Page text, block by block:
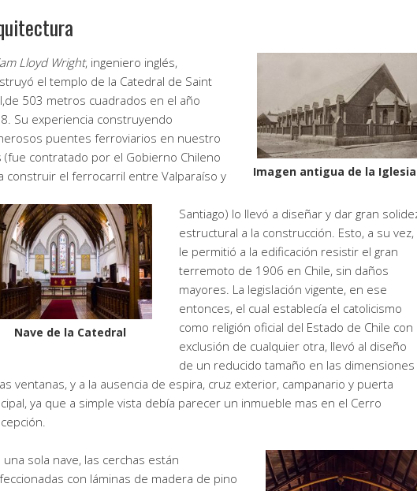
Imagen antigua de la
Lloyd Wright, ingeniero inglés,
el templo de la Catedral de Saint
503 metros cuadrados en el año
Su experiencia construyendo
puentes ferroviarios en nuestro
(fue contratado por el Gobierno Chileno
construir el ferrocarril entre Valparaíso y
Nave de la Catedral
Santiago) lo llevó a diseñar y dar gran
estructural a la construcción. Esto, a su vez,
le permitió a la edificación resistir el gran
terremoto de 1906 en Chile, sin daños
mayores. La legislación vigente, en ese
entonces, el cual establecía el catolicismo
como religión oficial del Estado de Chile con
exclusión de cualquier otra, llevó al diseño
de un reducido tamaño en las dimensiones
ventanas, y a la ausencia de espira, cruz exterior, campanario y puerta
ya que a simple vista debía parecer un inmueble mas en el Cerro
una sola nave, las cerchas están
con láminas de madera de pino